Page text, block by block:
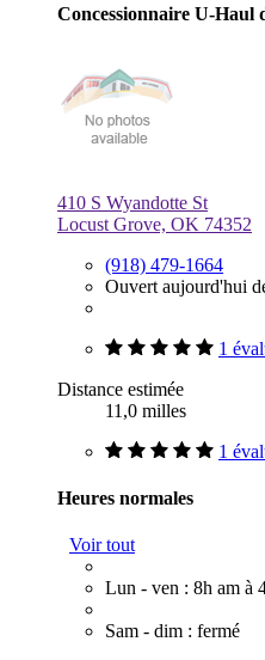
Concessionnaire U-Haul
410 S Wyandotte St
Locust Grove, OK 74352
(918) 479-1664
Ouvert aujourd'hui
1
Distance estimée
11,0 milles
1
Heures normales
Voir tout
Lun - ven : 8h am à
Sam - dim : fermé